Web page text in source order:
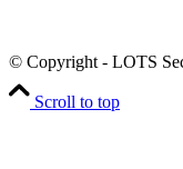
© Copyright - LOTS
Scroll to top